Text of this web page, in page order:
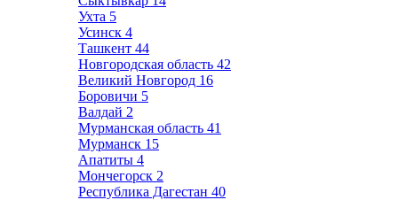
Ухта 5
Усинск 4
Ташкент 44
Новгородская область 42
Великий Новгород 16
Боровичи 5
Валдай 2
Мурманская область 41
Мурманск 15
Апатиты 4
Мончегорск 2
Республика Дагестан 40